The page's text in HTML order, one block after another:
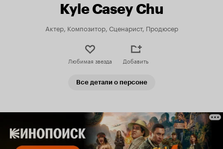
Kyle Casey Chu
Актер, Композитор, Сценарист, Продюсер
Любимая звезда Добавить
Все детали о персоне